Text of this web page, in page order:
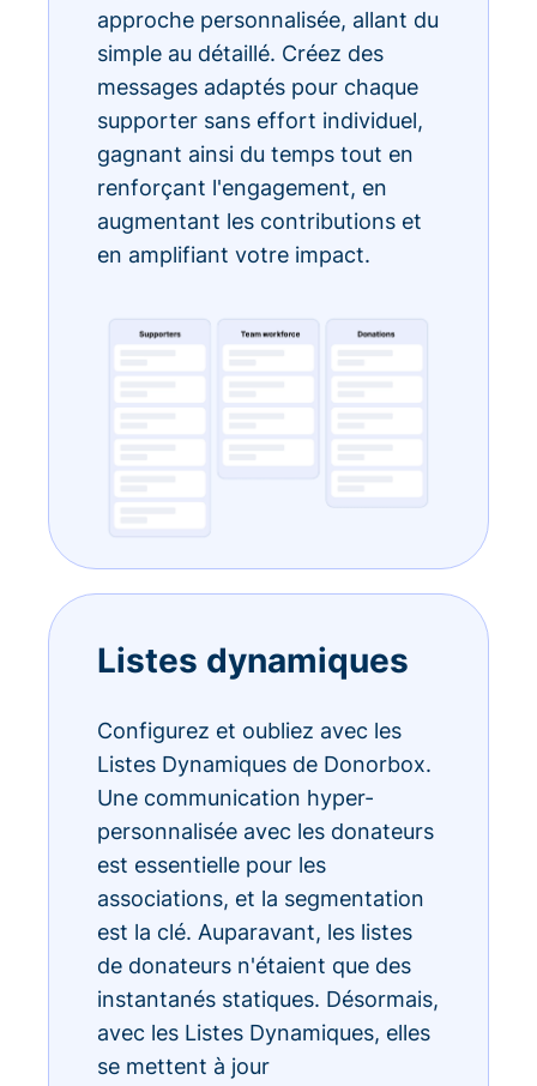
approche personnalisée, allant du
simple au détaillé. Créez des
messages adaptés pour chaque
supporter sans effort individuel,
gagnant ainsi du temps tout en
renforçant l'engagement, en
augmentant les contributions et
en amplifiant votre impact.
Listes dynamiques
Configurez et oubliez avec les
Listes Dynamiques de Donorbox.
Une communication hyper-
personnalisée avec les donateurs
est essentielle pour les
associations, et la segmentation
est la clé. Auparavant, les listes
de donateurs n'étaient que des
instantanés statiques. Désormais,
avec les Listes Dynamiques, elles
se mettent à jour